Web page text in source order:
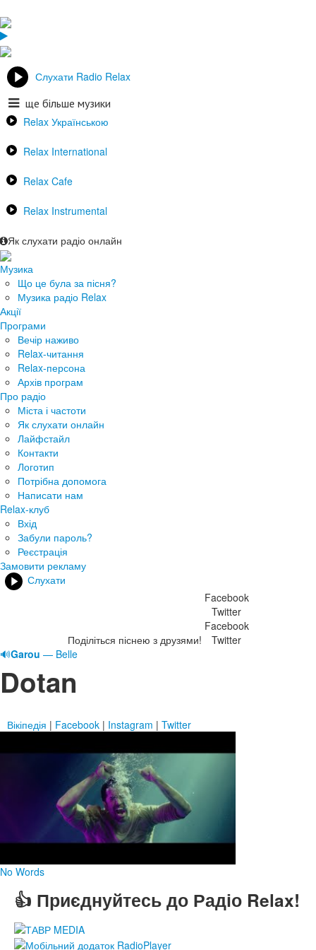
Слухати Radio Relax
ще більше музики
Relax Українською
Relax International
Relax Cafe
Relax Instrumental
Як слухати радіо онлайн
Музика
Що це була за пісня?
Музика радіо Relax
Акції
Програми
Вечір наживо
Relax-читання
Relax-персона
Архів програм
Про радіо
Міста і частоти
Як слухати онлайн
Лайфстайл
Контакти
Логотип
Потрібна допомога
Написати нам
Relax-клуб
Вхід
Забули пароль?
Реєстрація
Замовити рекламу
Слухати
Поділіться піснею з друзями!
Facebook
Twitter
Facebook
Twitter
🔊Garou — Belle
Dotan
Вікіпедія | Facebook | Instagram | Twitter
No Words
👍 Приєднуйтесь до Радіо Relax!